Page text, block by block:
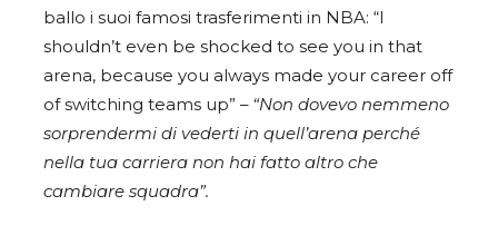
ballo i suoi famosi trasferimenti in NBA: “I
shouldn’t even be shocked to see you in that
arena, because you always made your career off
of switching teams up” – “Non dovevo nemmeno
sorprendermi di vederti in quell’arena perché
nella tua carriera non hai fatto altro che
cambiare squadra”.